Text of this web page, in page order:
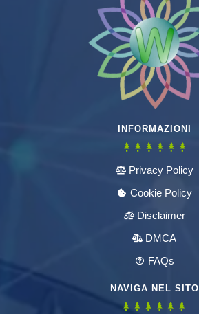
INFORMAZIONI
Privacy Policy
Cookie Policy
Disclaimer
DMCA
FAQs
NAVIGA NEL SITO